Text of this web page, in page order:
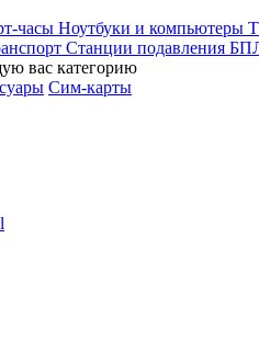
часы Ноутбуки и компьютеры
Станции подавления
вас категорию
Сим-карты